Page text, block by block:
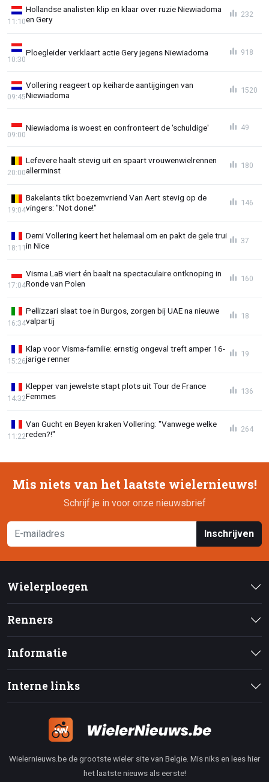
Hollandse analisten klip en klaar over ruzie Niewiadoma
en Gery
11:10
232
Ploegleider verklaart actie Gery jegens Niewiadoma
10:30
918
Vollering reageert op keiharde aantijgingen van
Niewiadoma
09:45
1520
Niewiadoma is woest en confronteert de 'schuldige'
09:00
49
Lefevere haalt stevig uit en spaart vrouwenwielrennen
allerminst
20:00
180
Bakelants tikt boezemvriend Van Aert stevig op de
vingers: "Not done!"
19:04
146
Demi Vollering keert het helemaal om en pakt de gele trui
in Nice
18:11
37
Visma LaB viert én baalt na spectaculaire ontknoping in
Ronde van Polen
17:04
160
Pellizzari slaat toe in Burgos, zorgen bij UAE na nieuwe
valpartij
16:34
18
Klap voor Visma-familie: ernstig ongeval treft amper 16-
jarige renner
15:26
19
Klepper van jewelste stapt plots uit Tour de France
Femmes
14:32
136
Van Gucht en Beyen kraken Vollering: "Vanwege welke
reden?!"
11:22
264
Mis niets van het laatste wielernieuws!
Schrijf je in voor onze nieuwsbrief
Inschrijven
Wielerploegen
Renners
Informatie
Interne links
Wielernieuws.be de grootste wieler site van Belgie. Mis niks en lees hier
het laatste nieuws als eerste!